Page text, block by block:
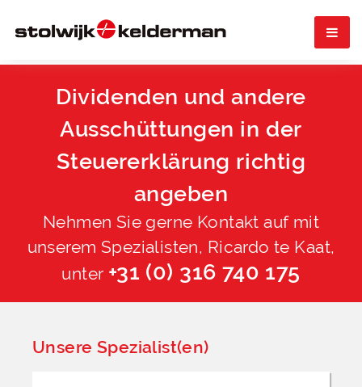

Dividenden und andere
Ausschüttungen in der
Steuererklärung richtig
angeben
Nehmen Sie gerne Kontakt auf mit
unserem Spezialisten, Ricardo te Kaat,
unter +31 (0) 316 740 175
Unsere Spezialist(en)